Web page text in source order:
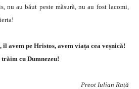
nu au băut peste măsură, nu au fost lacomi,
îl avem pe Hristos, avem viața cea veșnică!
trăim cu Dumnezeu!
Preot Iulian Rață